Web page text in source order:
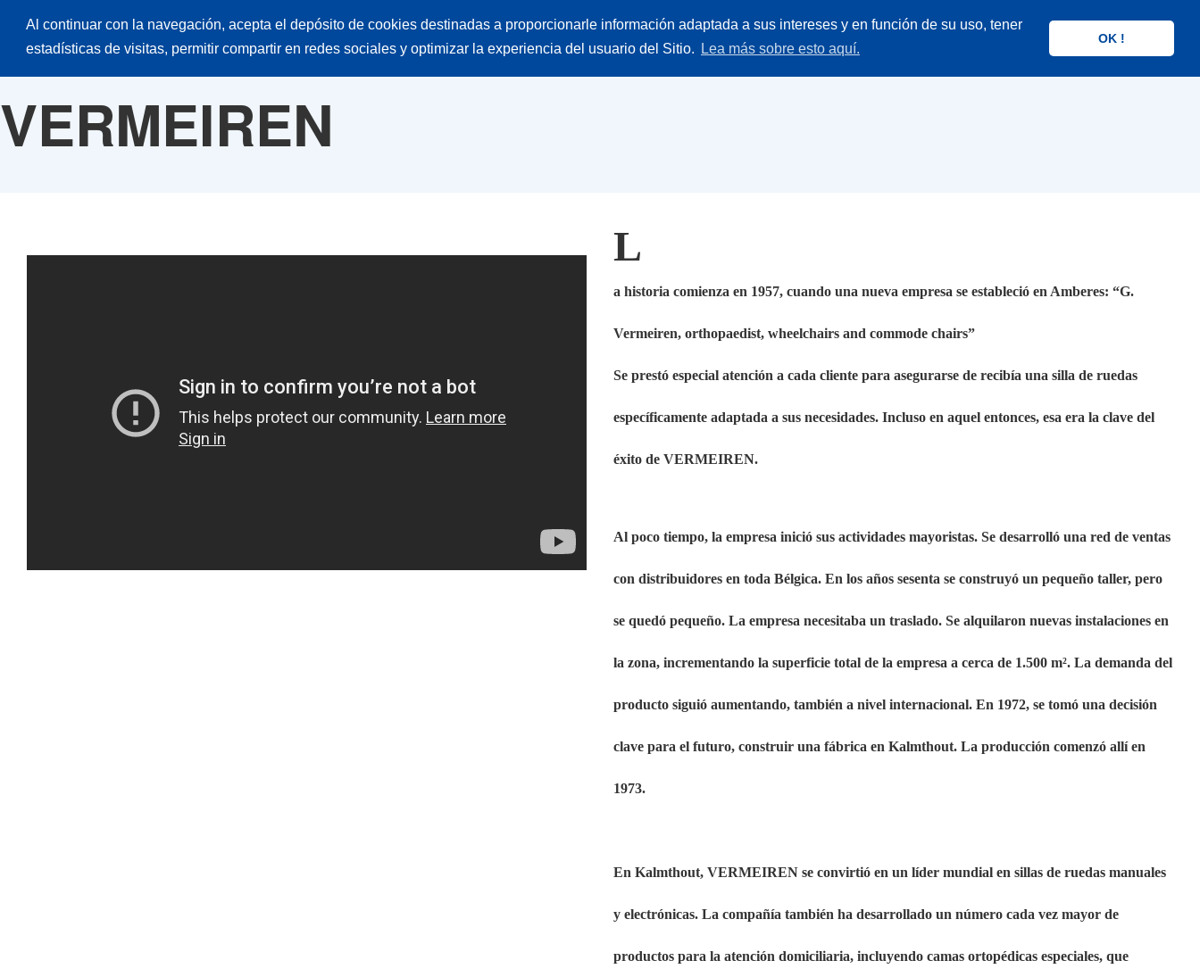
Al continuar con la navegación, acepta el depósito de cookies destinadas a proporcionarle información adaptada a sus intereses y en función de su uso, tener
estadísticas de visitas, permitir compartir en redes sociales y optimizar la experiencia del usuario del Sitio.
Lea más sobre esto aquí.
OK !
Inicio Productos Catálogos Despieces Empresa Contacto
Buscar
producto
VERMEIREN
L
a historia comienza en 1957, cuando una nueva empresa se estableció en Amberes: “G.
Vermeiren, orthopaedist, wheelchairs and commode chairs”
Se prestó especial atención a cada cliente para asegurarse de recibía una silla de ruedas
específicamente adaptada a sus necesidades. Incluso en aquel entonces, esa era la clave del
éxito de VERMEIREN.
Al poco tiempo, la empresa inició sus actividades mayoristas. Se desarrolló una red de ventas
con distribuidores en toda Bélgica. En los años sesenta se construyó un pequeño taller, pero
se quedó pequeño. La empresa necesitaba un traslado. Se alquilaron nuevas instalaciones en
la zona, incrementando la superficie total de la empresa a cerca de 1.500 m². La demanda del
producto siguió aumentando, también a nivel internacional. En 1972, se tomó una decisión
clave para el futuro, construir una fábrica en Kalmthout. La producción comenzó allí en
1973.
En Kalmthout, VERMEIREN se convirtió en un líder mundial en sillas de ruedas manuales
y electrónicas. La compañía también ha desarrollado un número cada vez mayor de
productos para la atención domiciliaria, incluyendo camas ortopédicas especiales, que